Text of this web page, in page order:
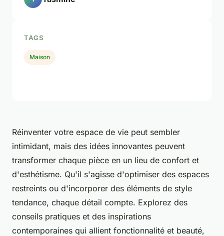
Réinventer votre espace de vie peut sembler
intimidant, mais des idées innovantes peuvent
transformer chaque pièce en un lieu de confort et
d'esthétisme. Qu'il s'agisse d'optimiser des espaces
restreints ou d'incorporer des éléments de style
tendance, chaque détail compte. Explorez des
conseils pratiques et des inspirations
contemporaines qui allient fonctionnalité et beauté,
TAGS
Maison